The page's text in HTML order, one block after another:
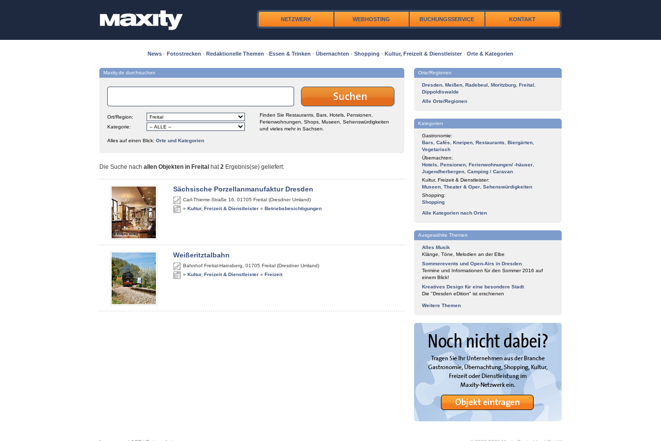
NETZWERK WEBHOSTING BUCHUNGSSERVICE KONTAKT
News · Fotostrecken · Redaktionelle Themen · Essen & Trinken · Übernachten · Shopping · Kultur, Freizeit & Dienstleister · Orte & Kategorien
Maxity.de durchsuchen
Ort/Region:
Kategorie:
Finden Sie Restaurants, Bars, Hotels, Pensionen,
Ferienwohnungen, Shops, Museen, Sehenswürdigkeiten
und vieles mehr in Sachsen.
Alles auf einen Blick: Orte und Kategorien
Die Suche nach allen Objekten in Freital hat2 Ergebnis(se) geliefert:
Sächsische Porzellanmanufaktur Dresden
Carl-Thieme-Straße 16 01705 Freital (Dresdner Umland)
» Kultur, Freizeit & Dienstleister » Betriebsbesichtigungen
Weißeritztalbahn
Bahnhof Freital-Hainsberg 01705 Freital (Dresdner Umland)
» Kultur, Freizeit & Dienstleister » Freizeit
Orte/Regionen
Dresden Meißen Radebeul Moritzburg Freital
Dippoldiswalde
Alle Orte/Regionen
Kategorien
Gastronomie:
Bars
Cafés Kneipen Restaurants Biergärten
Vegetarisch
Übernachten:
Hotels
Pensionen Ferienwohnungen/ -häuser
Jugendherbergen Camping / Caravan
Kultur, Freizeit & Dienstleister:
Museen Theater & Oper Sehenswürdigkeiten
Shopping:
Shopping
Alle Kategorien nach Orten
Ausgewählte Themen
Alles Musik
Klänge, Töne, Melodien an der Elbe
Sommerevents und Open-Airs in Dresden
Termine und Informationen für den Sommer 2016 auf
einem Blick!
Kreatives Design für eine besondere Stadt
Die "Dresden eDition" ist erschienen
Weitere Themen